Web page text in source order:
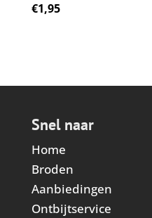
€1,95
Snel naar
Home
Broden
Aanbiedingen
Ontbijtservice